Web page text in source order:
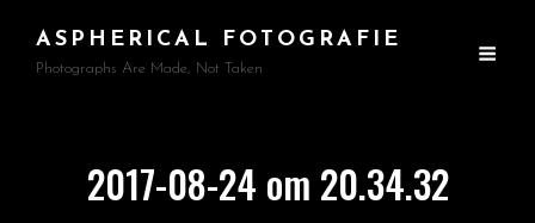
ASPHERICAL FOTOGRAFIE
Photographs Are Made, Not Taken
2017-08-24 om 20.34.32